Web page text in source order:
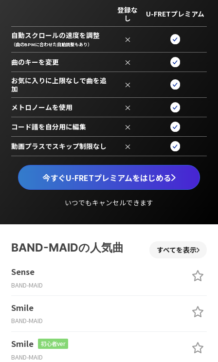
今すぐU-FRETプレミアムをはじめる
いつでもキャンセルできます
登録な
し
U-FRETプレミアム
自動スクロールの速度を調整
（曲のBPMに合わせた自動調整もあり） ×
曲のキーを変更 ×
お気に入りに上限なしで曲を追
加
×
メトロノームを使用 ×
コード譜を自分用に編集 ×
動画プラスでスキップ制限なし ×
BAND-MAIDの人気曲 すべてを表示
Sense
BAND-MAID
Smile
BAND-MAID
Smile 初心者ver
BAND-MAID